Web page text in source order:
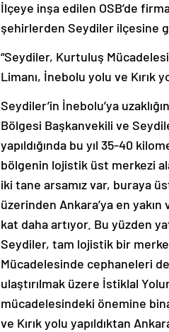
İlçeye inşa edilen OSB’de
şehirlerden Seydiler ilçesine
“Seydiler, Kurtuluş
Limanı, İnebolu yolu ve Kırık
Seydiler’in İnebolu’ya
Bölgesi Başkanvekili ve
yapıldığında bu yıl 35-40
bölgenin lojistik üst merkezi
iki tane arsamız var, buraya
üzerinden Ankara’ya en
kat daha artıyor. Bu yüzden
Seydiler, tam lojistik bir
Mücadelesinde cephaneleri
ulaştırılmak üzere İstiklal
mücadelesindeki önemine
ve Kırık yolu yapıldıktan